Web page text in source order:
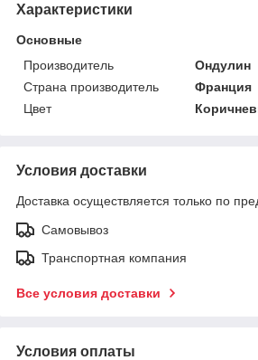
Характеристики
Основные
Производитель
Ондулин
Страна производитель
Франция
Цвет
Условия доставки
Доставка осуществляется только по
Самовывоз
Транспортная компания
Все условия доставки
Условия оплаты